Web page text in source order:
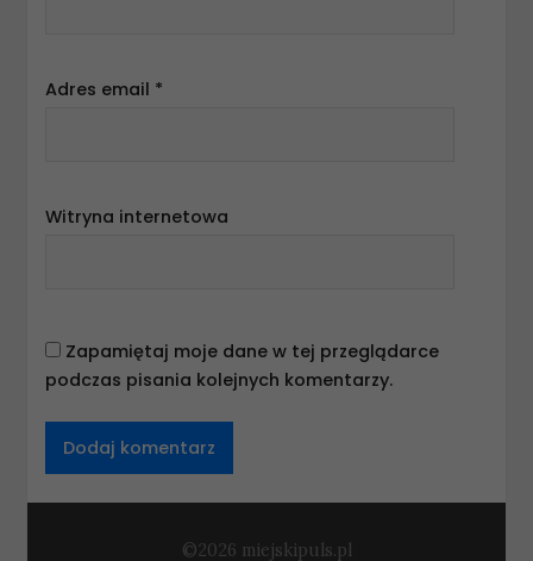
Adres email *
Witryna internetowa
Zapamiętaj moje dane w tej przeglądarce
podczas pisania kolejnych komentarzy.
©2026 miejskipuls.pl